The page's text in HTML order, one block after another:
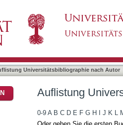
Universitätsbibliographie nach Autor
Auflistung
0-9 A B C D E F G H J K L